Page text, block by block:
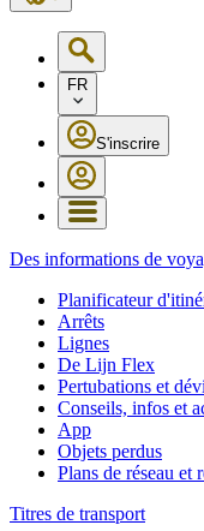
FR
S'inscrire
Des informations de
Planificateur
Arrêts
Lignes
De Lijn Flex
Pertubations et
Conseils, infos et
App
Objets perdus
Plans de réseau et
Titres de transport